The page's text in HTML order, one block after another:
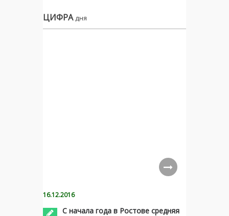
ЦИФРА дня
16.12.2016
С начала года в Ростове средняя